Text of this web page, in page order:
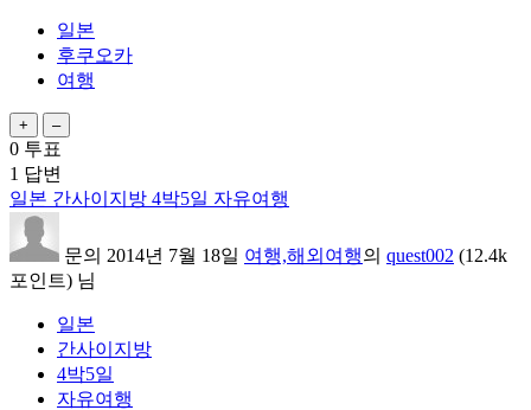
일본
후쿠오카
여행
0 투표
1 답변
일본 간사이지방 4박5일 자유여행
문의 2014년 7월 18일 여행,해외여행의 quest002 (12.4k
포인트) 님
일본
간사이지방
4박5일
자유여행